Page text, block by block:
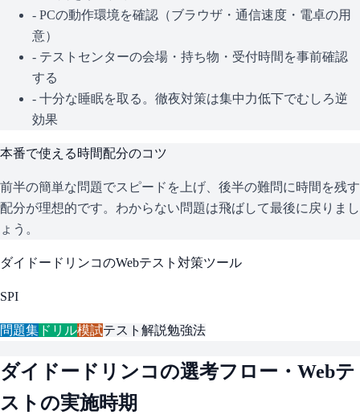
- PCの動作環境を確認（ブラウザ・通信速度・電卓の用
意）
- テストセンターの会場・持ち物・受付時間を事前確認
する
- 十分な睡眠を取る。徹夜対策は集中力低下でむしろ逆
効果
本番で使える時間配分のコツ
前半の簡単な問題でスピードを上げ、後半の難問に時間を残す
配分が理想的です。わからない問題は飛ばして最後に戻りまし
ょう。
ダイドードリンコのWebテスト対策ツール
SPI
問題集 ドリル模試テスト解説勉強法
ダイドードリンコの選考フロー・Webテ
ストの実施時期